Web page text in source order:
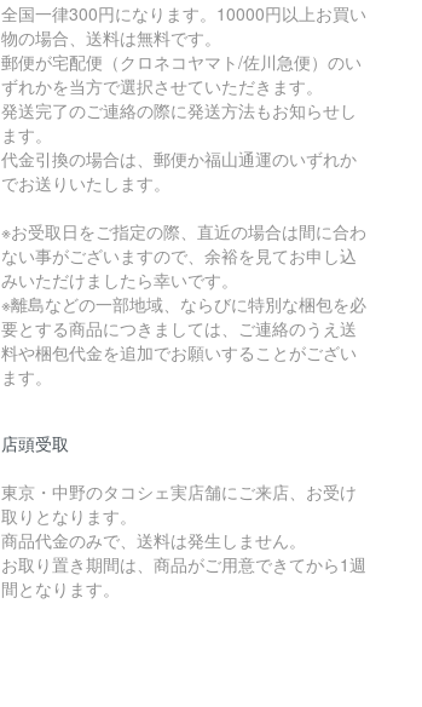
全国一律300円になります。10000円以上お買い
物の場合、送料は無料です。
郵便が宅配便（クロネコヤマト/佐川急便）のい
ずれかを当方で選択させていただきます。
発送完了のご連絡の際に発送方法もお知らせし
ます。
代金引換の場合は、郵便か福山通運のいずれか
でお送りいたします。
※お受取日をご指定の際、直近の場合は間に合わ
ない事がございますので、余裕を見てお申し込
みいただけましたら幸いです。
※離島などの一部地域、ならびに特別な梱包を必
要とする商品につきましては、ご連絡のうえ送
料や梱包代金を追加でお願いすることがござい
ます。
店頭受取
東京・中野のタコシェ実店舗にご来店、お受け
取りとなります。
商品代金のみで、送料は発生しません。
お取り置き期間は、商品がご用意できてから1週
間となります。